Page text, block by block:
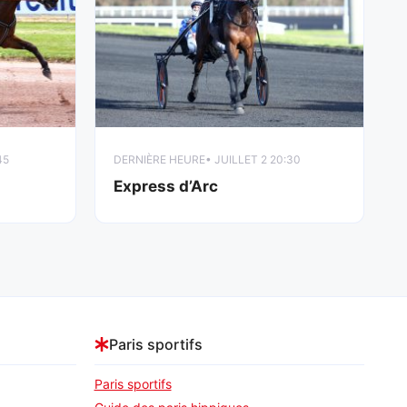
DERNIÈRE HEURE• JUILLET 2 20:30
Express d’Arc
Paris sportifs
Paris sportifs